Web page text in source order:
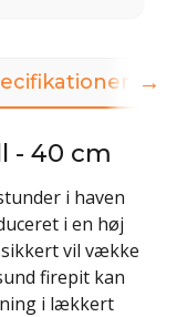
- 40 cm
i haven
i en høj
vil vække
firepit kan
i lækkert
→